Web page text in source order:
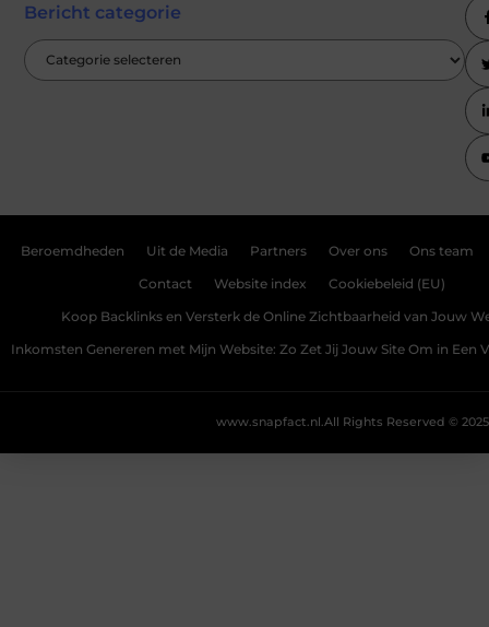
Bericht categorie
Beroemdheden Uit de Media Partners Over ons Ons team
Contact Website index Cookiebeleid (EU)
Koop Backlinks en Versterk de Online Zichtbaarheid van Jouw
Inkomsten Genereren met Mijn Website: Zo Zet Jij Jouw Site Om in Een
All Rights Reserved © 2025
www.snapfact.nl.